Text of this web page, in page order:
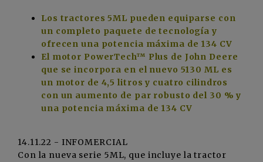
Los tractores 5ML pueden equiparse con
un completo paquete de tecnología y
ofrecen una potencia máxima de 134 CV
El motor PowerTech™ Plus de John Deere
que se incorpora en el nuevo 5130 ML es
un motor de 4,5 litros y cuatro cilindros
con un aumento de par robusto del 30 % y
una potencia máxima de 134 CV
14.11.22 - INFOMERCIAL
Con la nueva serie 5ML, que incluye la tractor